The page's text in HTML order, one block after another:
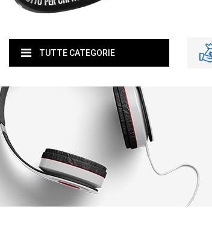
TUTTE CATEGORIE